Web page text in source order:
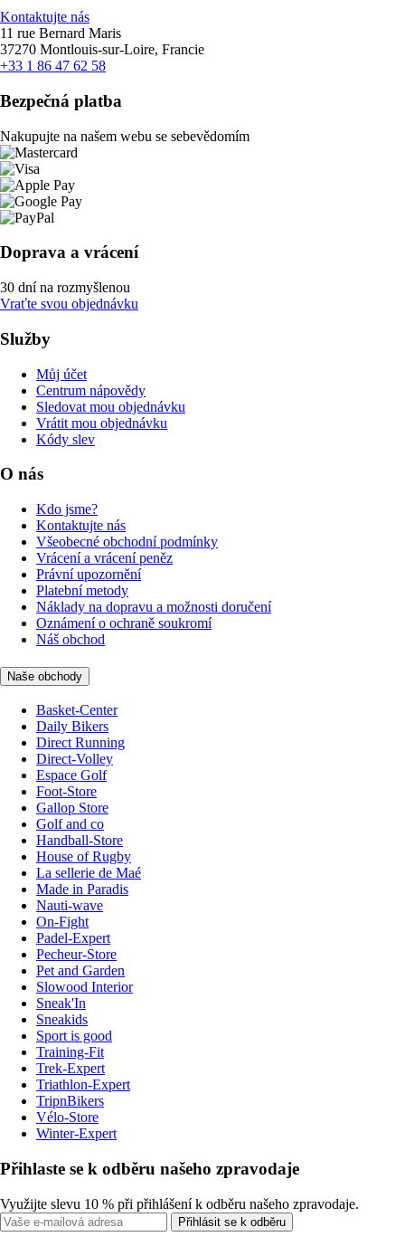
Kontaktujte nás
11 rue Bernard Maris
37270 Montlouis-sur-Loire, Francie
+33 1 86 47 62 58
Bezpečná platba
Nakupujte na našem webu se sebevědomím
Doprava a vrácení
30 dní na rozmyšlenou
Vraťte svou objednávku
Služby
Můj účet
Centrum nápovědy
Sledovat mou objednávku
Vrátit mou objednávku
Kódy slev
O nás
Kdo jsme?
Kontaktujte nás
Všeobecné obchodní podmínky
Vrácení a vrácení peněz
Právní upozornění
Platební metody
Náklady na dopravu a možnosti doručení
Oznámení o ochraně soukromí
Náš obchod
Naše obchody
Basket-Center
Daily Bikers
Direct Running
Direct-Volley
Espace Golf
Foot-Store
Gallop Store
Golf and co
Handball-Store
House of Rugby
La sellerie de Maé
Made in Paradis
Nauti-wave
On-Fight
Padel-Expert
Pecheur-Store
Pet and Garden
Slowood Interior
Sneak'In
Sneakids
Sport is good
Training-Fit
Trek-Expert
Triathlon-Expert
TripnBikers
Vélo-Store
Winter-Expert
Přihlaste se k odběru našeho zpravodaje
Využijte slevu 10 % při přihlášení k odběru našeho zpravodaje.
Přihlásit se k odběru